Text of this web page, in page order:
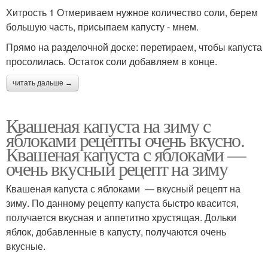
Хитрость 1 Отмериваем нужное количество соли, берем
большую часть, присыпаем капусту - мнем.
Прямо на разделочной доске: перетираем, чтобы капуста
просолилась. Остаток соли добавляем в конце.
читать дальше →
Квашеная капуста на зиму с
яблоками рецепты очень вкусно.
Квашеная капуста с яблоками —
очень вкусный рецепт на зиму
Квашеная капуста с яблоками — вкусный рецепт на
зиму. По данному рецепту капуста быстро квасится,
получается вкусная и аппетитно хрустящая. Дольки
яблок, добавленные в капусту, получаются очень
вкусные.